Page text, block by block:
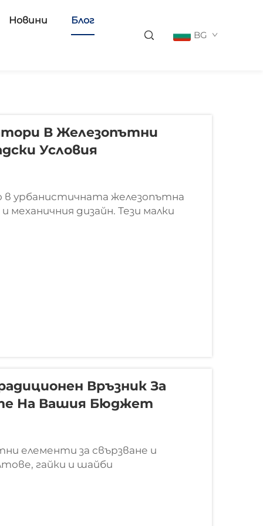
Новини Блог
BG
В Железопътни
Условия
урбанистичната железопътна
дизайн. Тези малки
да изглеждат незначителни, но
и безопасността на
Връзник За
На Вашия Бюджет
елементи за свързване и
гайки и шайби
свързване, съставени от
поддържането на цялостността на
по-голямата част от...